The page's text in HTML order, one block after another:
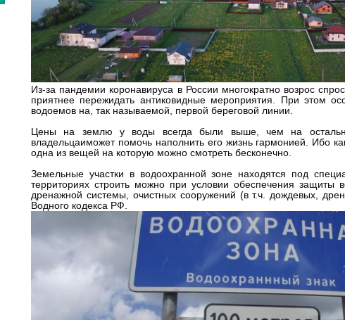
Из-за пандемии коронавируса в России многократно возрос
приятнее пережидать антиковидные мероприятия. При этом
водоемов на, так называемой, первой береговой линии.
Цены на землю у воды всегда были выше, чем на
владельцаиможет помочь наполнить его жизнь гармонией. Ибо
одна из вещей на которую можно смотреть бесконечно.
Земельные участки в водоохранной зоне находятся под
территориях строить можно при условии обеспечения защиты
дренажной системы, очистных сооружений (в т.ч. дождевых,
Водного кодекса РФ.